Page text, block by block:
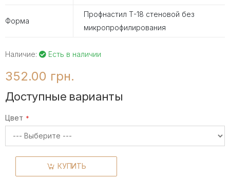
Форма
Профнастил Т-18 стеновой без
микропрофилирования
Наличие: Есть в наличии
352.00 грн.
Доступные варианты
Цвет
КУПИТЬ